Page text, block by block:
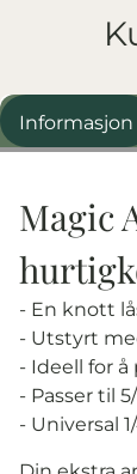
Informasjon
Magic
- En knott
- Utstyrt
- Ideell for å
- Passer til
- Universal